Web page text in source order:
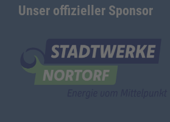
Unser offizieller Sponsor